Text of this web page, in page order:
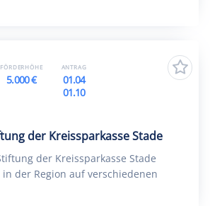
der Kreissparkasse Stade
der Kreissparkasse Stade
der Region auf verschiedenen
FÖRDERHÖHE
5.000 €
ANTRAG
01.04
01.10